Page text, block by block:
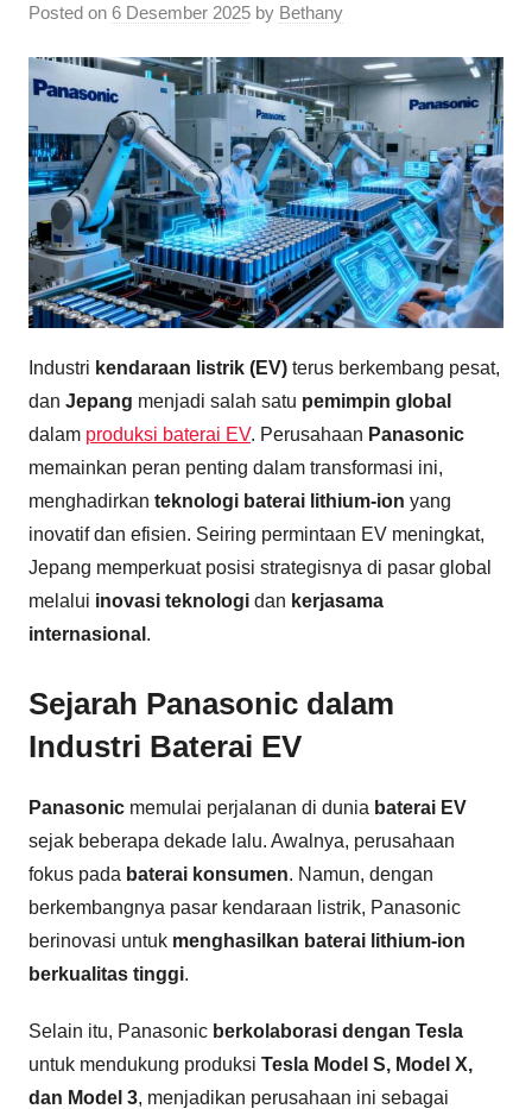
Posted on 6 Desember 2025 by Bethany
Industri kendaraan listrik (EV) terus berkembang pesat,
dan Jepang menjadi salah satu pemimpin global
dalam produksi baterai EV. Perusahaan Panasonic
memainkan peran penting dalam transformasi ini,
menghadirkan teknologi baterai lithium-ion yang
inovatif dan efisien. Seiring permintaan EV meningkat,
Jepang memperkuat posisi strategisnya di pasar global
melalui inovasi teknologi dan kerjasama
internasional .
Sejarah Panasonic dalam
Industri Baterai EV
Panasonic memulai perjalanan di dunia baterai EV
sejak beberapa dekade lalu. Awalnya, perusahaan
fokus pada baterai konsumen. Namun, dengan
berkembangnya pasar kendaraan listrik, Panasonic
berinovasi untuk menghasilkan baterai lithium-ion
berkualitas tinggi.
Selain itu, Panasonic berkolaborasi dengan Tesla
untuk mendukung produksi Tesla Model S, Model X,
dan Model 3, menjadikan perusahaan ini sebagai